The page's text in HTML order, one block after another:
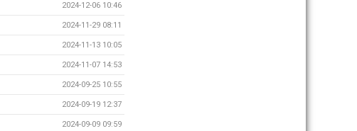
2024-12-06 10:46
2024-11-29 08:11
2024-11-13 10:05
2024-11-07 14:53
2024-09-25 10:55
2024-09-19 12:37
2024-09-09 09:59